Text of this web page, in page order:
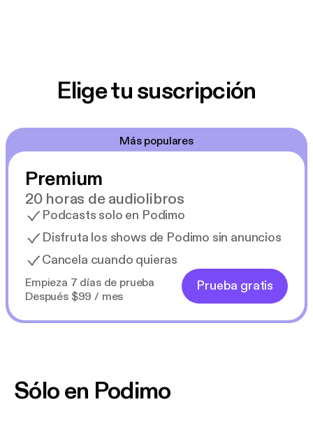
Elige tu suscripción
Más populares
Premium
20 horas de audiolibros
Podcasts solo en Podimo
Disfruta los shows de Podimo sin anuncios
Cancela cuando quieras
Empieza 7 días de prueba
Después $99 / mes
Prueba gratis
Sólo en Podimo